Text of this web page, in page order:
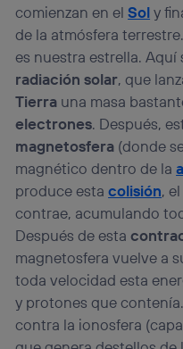
comienzan en elSoly
de la atmósfera
es nuestra estrella. Aquí
radiación solar, que
Tierra una masa
electrones. Después,
magnetosfera (donde
magnético dentro de la
produce estacolisión,
contrae, acumulando
Después de esta
magnetosfera vuelve a
toda velocidad esta
y protones que
contra la ionosfera